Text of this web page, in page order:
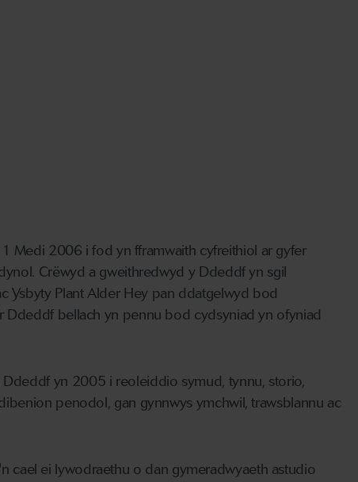
Medi 2006 i fod yn fframwaith cyfreithiol ar gyfer
Crëwyd a gweithredwyd y Ddeddf yn sgil
Ysbyty Plant Alder Hey pan ddatgelwyd bod
bellach yn pennu bod cydsyniad yn ofyniad
yn 2005 i reoleiddio symud, tynnu, storio,
penodol, gan gynnwys ymchwil, trawsblannu ac
cael ei lywodraethu o dan gymeradwyaeth astudio